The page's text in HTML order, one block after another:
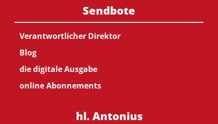
Sendbote
Verantwortlicher Direktor
Blog
die digitale Ausgabe
online Abonnements
hl. Antonius